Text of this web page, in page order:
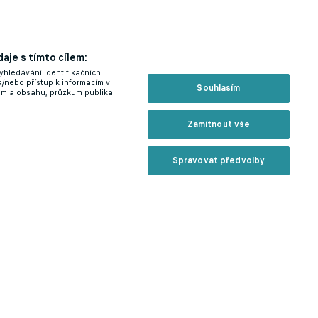
s tímto cílem:
identifikačních
přístup k informacím v
a obsahu, průzkum publika
Souhlasím
Zamítnout vše
Spravovat předvolby